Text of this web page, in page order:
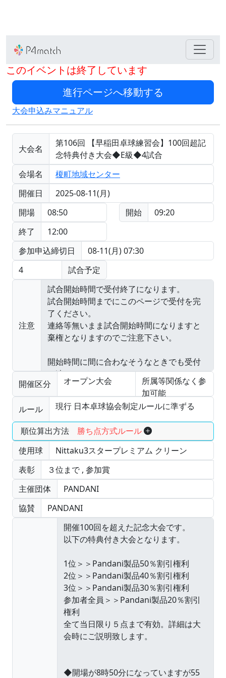
このイベントは終了しています
大会申込みマニュアル
大会名
第106回 【早稲田卓球練習会】100回超記
念特典付き大会◆E級◆4試合
会場名
榎町地域センター
開催日
2025-08-11(月)
開場
08:50 開始
09:20
終了
12:00
参加申込締切日
08-11(月) 07:30
4
試合予定
注意
開催区分 オープン大会
所属等関係なく参
加可能
ルール
現行 日本卓球協会制定ルールに準ずる
順位算出方法 勝ち点方式ルール
使用球
Nittaku3スタープレミアム クリーン
表彰
３位まで , 参加賞
主催団体
PANDANI
協賛
PANDANI